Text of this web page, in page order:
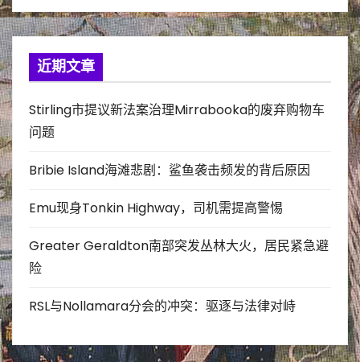
近期文章
Stirling市提议新法案治理Mirrabooka的废弃购物车
问题
Bribie Island海滩悲剧：鲨鱼袭击频发的背后原因
Emu现身Tonkin Highway，司机需提高警惕
Greater Geraldton南部突发丛林大火，居民紧急避
险
RSL与Nollamara分会的冲突：驱逐与法律对峙